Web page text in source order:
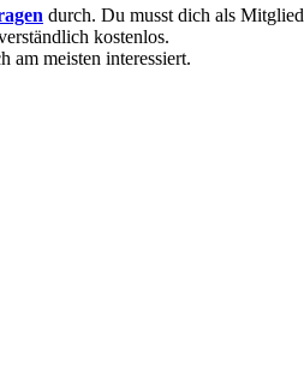
durch. Du musst dich als Mitglied
kostenlos.
am meisten interessiert.